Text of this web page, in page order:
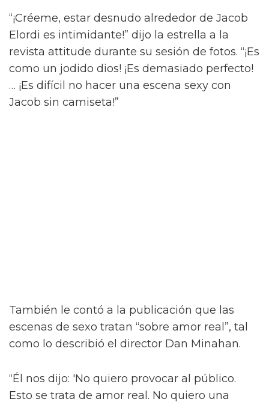
Como se insinúa en el primer tráiler de On
Swift Horses, la película incluirá algunas
escenas de sexo bastante ardientes (y
desnudas) de todas las combinaciones de